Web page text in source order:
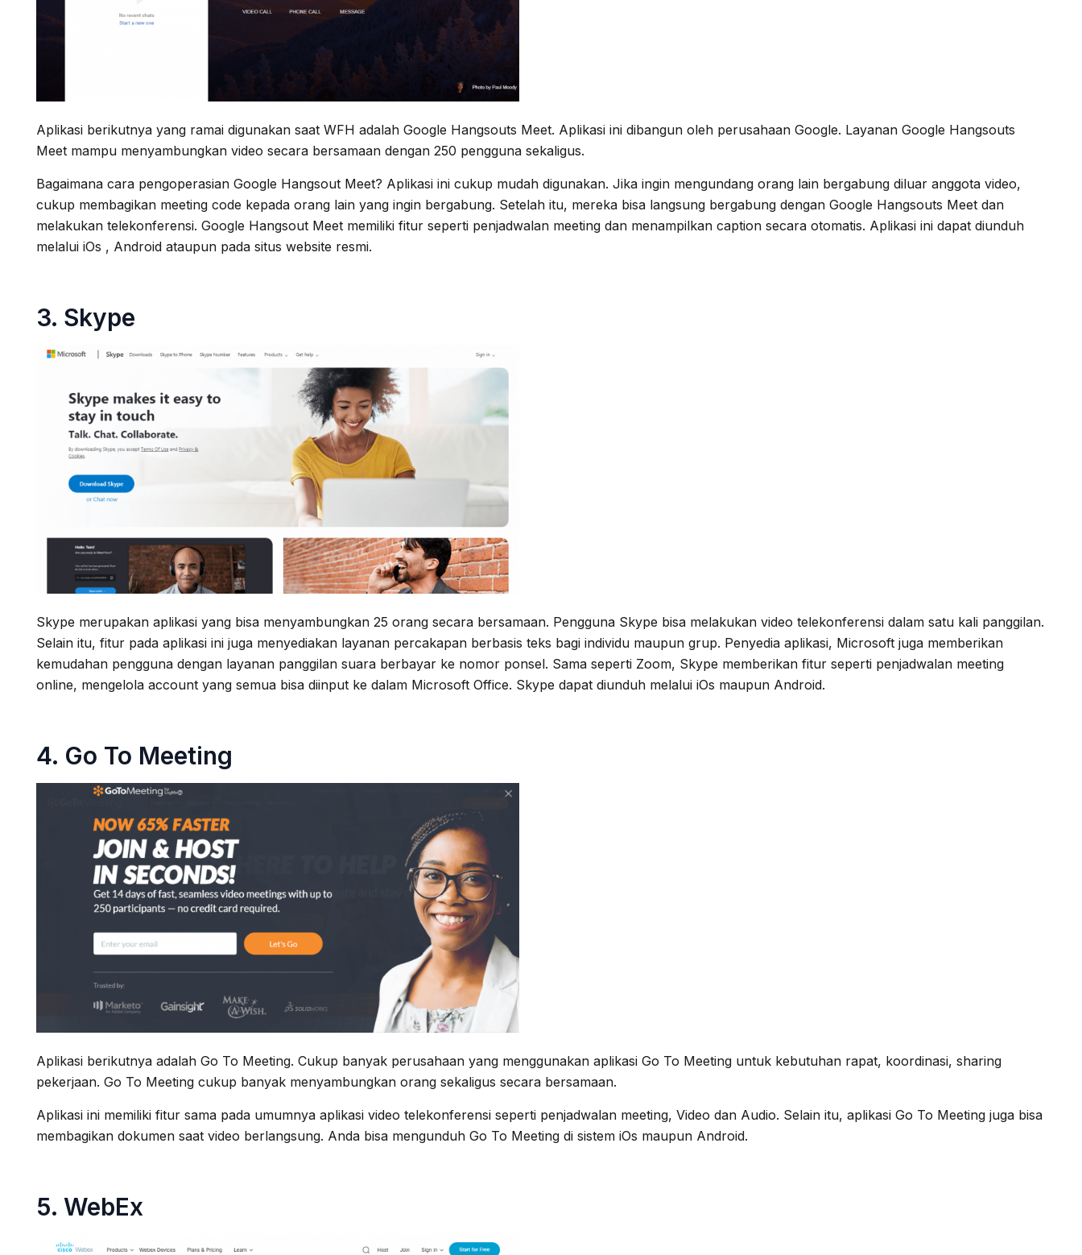
Aplikasi berikutnya yang ramai digunakan saat WFH adalah Google Hangsouts Meet. Aplikasi ini dibangun oleh perusahaan Google. Layanan Google Hangsouts
Meet mampu menyambungkan video secara bersamaan dengan 250 pengguna sekaligus.
Bagaimana cara pengoperasian Google Hangsout Meet? Aplikasi ini cukup mudah digunakan. Jika ingin mengundang orang lain bergabung diluar anggota video,
cukup membagikan meeting code kepada orang lain yang ingin bergabung. Setelah itu, mereka bisa langsung bergabung dengan Google Hangsouts Meet dan
melakukan telekonferensi. Google Hangsout Meet memiliki fitur seperti penjadwalan meeting dan menampilkan caption secara otomatis. Aplikasi ini dapat diunduh
melalui iOs , Android ataupun pada situs website resmi.
3. Skype
Skype merupakan aplikasi yang bisa menyambungkan 25 orang secara bersamaan. Pengguna Skype bisa melakukan video telekonferensi dalam satu kali panggilan.
Selain itu, fitur pada aplikasi ini juga menyediakan layanan percakapan berbasis teks bagi individu maupun grup. Penyedia aplikasi, Microsoft juga memberikan
kemudahan pengguna dengan layanan panggilan suara berbayar ke nomor ponsel. Sama seperti Zoom, Skype memberikan fitur seperti penjadwalan meeting
online, mengelola account yang semua bisa diinput ke dalam Microsoft Office. Skype dapat diunduh melalui iOs maupun Android.
4. Go To Meeting
Aplikasi berikutnya adalah Go To Meeting. Cukup banyak perusahaan yang menggunakan aplikasi Go To Meeting untuk kebutuhan rapat, koordinasi, sharing
pekerjaan. Go To Meeting cukup banyak menyambungkan orang sekaligus secara bersamaan.
Aplikasi ini memiliki fitur sama pada umumnya aplikasi video telekonferensi seperti penjadwalan meeting, Video dan Audio. Selain itu, aplikasi Go To Meeting juga bisa
membagikan dokumen saat video berlangsung. Anda bisa mengunduh Go To Meeting di sistem iOs maupun Android.
5. WebEx